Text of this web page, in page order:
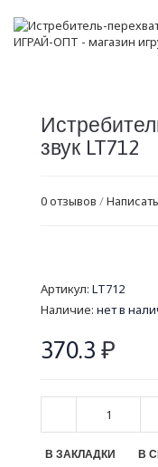
звук LT712
0 отзывов /
Артикул: LT712
Наличие: нет в
370.3 ₽
В ЗАКЛАДКИ В